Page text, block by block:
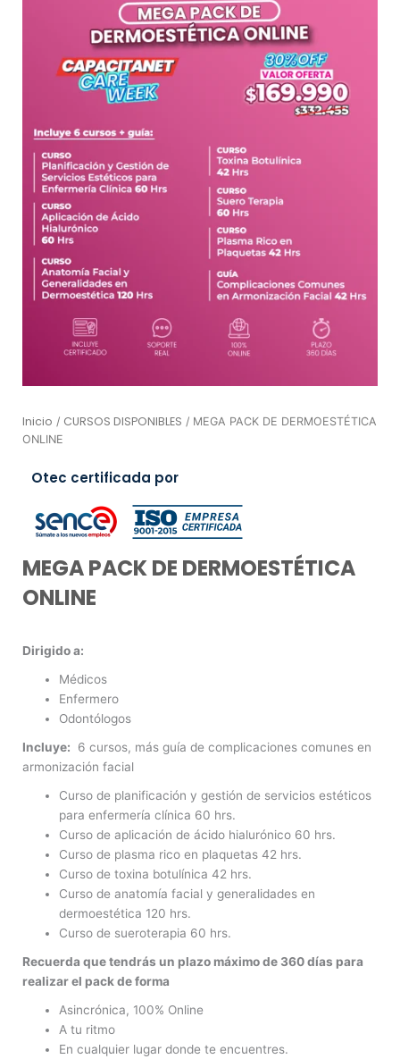
Inicio / CURSOS DISPONIBLES / MEGA PACK DE DERMOESTÉTICA
ONLINE
Otec certificada por
MEGA PACK DE DERMOESTÉTICA
ONLINE
Dirigido a:
Médicos
Enfermero
Odontólogos
Incluye: 6 cursos, más guía de complicaciones comunes en
armonización facial
Curso de planificación y gestión de servicios estéticos
para enfermería clínica 60 hrs.
Curso de aplicación de ácido hialurónico 60 hrs.
Curso de plasma rico en plaquetas 42 hrs.
Curso de toxina botulínica 42 hrs.
Curso de anatomía facial y generalidades en
dermoestética 120 hrs.
Curso de sueroterapia 60 hrs.
Recuerda que tendrás un plazo máximo de 360 días para
realizar el pack de forma
Asincrónica, 100% Online
A tu ritmo
En cualquier lugar donde te encuentres.